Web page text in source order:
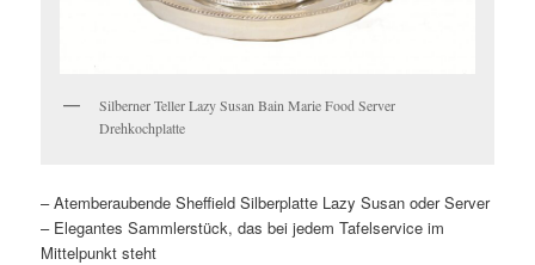
Silberner Teller Lazy Susan Bain Marie Food Server
Drehkochplatte
– Atemberaubende Sheffield Silberplatte Lazy Susan oder Server
– Elegantes Sammlerstück, das bei jedem Tafelservice im
Mittelpunkt steht